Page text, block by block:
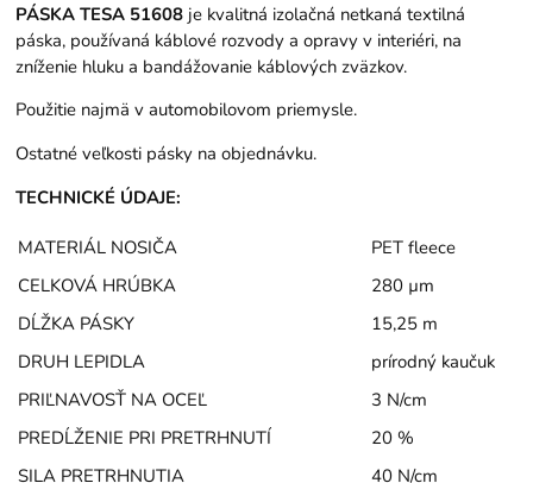
PÁSKA TESA 51608 je kvalitná izolačná netkaná textilná
páska, používaná káblové rozvody a opravy v interiéri, na
zníženie hluku a bandážovanie káblových zväzkov.
Použitie najmä v automobilovom priemysle.
Ostatné veľkosti pásky na objednávku.
TECHNICKÉ ÚDAJE:
MATERIÁL NOSIČA
PET fleece
CELKOVÁ HRÚBKA
280 µm
DĹŽKA PÁSKY
15,25 m
DRUH LEPIDLA
prírodný kaučuk
PRIĽNAVOSŤ NA OCEĽ
3 N/cm
PREDĹŽENIE PRI PRETRHNUTÍ
20 %
SILA PRETRHNUTIA
40 N/cm